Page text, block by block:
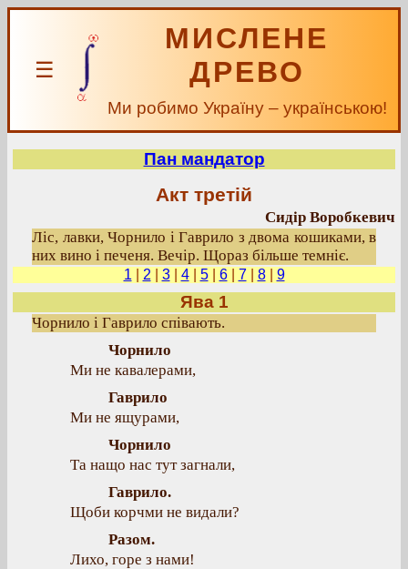
☰
МИСЛЕНЕ
ДРЕВО
Ми робимо Україну – українською!
Пан мандатор
Акт третій
Сидір Воробкевич
Ліс, лавки, Чорнило і Гаврило з двома кошиками, в
них вино і печеня. Вечір. Щораз більше темніє.
1 2 3| 4| 5| 6| 7| 8| 9
Ява 1
Чорнило і Гаврило співають.
Чорнило
Ми не кавалерами,
Гаврило
Ми не ящурами,
Чорнило
Та нащо нас тут загнали,
Гаврило.
Щоби корчми не видали?
Разом.
Лихо, горе з нами!